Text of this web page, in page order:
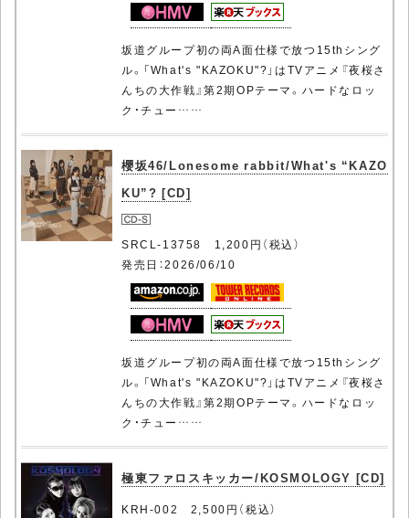
坂道グループ初の両A面仕様で放つ15thシング
ル。「What's "KAZOKU"?」はTVアニメ『夜桜さ
んちの大作戦』第2期OPテーマ。ハードなロッ
ク・チュー……
櫻坂46/Lonesome rabbit/What's “KAZO
KU”? [CD]
SRCL-13758 1,200円（税込）
発売日：2026/06/10
坂道グループ初の両A面仕様で放つ15thシング
ル。「What's "KAZOKU"?」はTVアニメ『夜桜さ
んちの大作戦』第2期OPテーマ。ハードなロッ
ク・チュー……
極東ファロスキッカー/KOSMOLOGY [CD]
KRH-002 2,500円（税込）